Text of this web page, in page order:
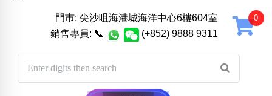
門巿: 尖沙咀海港城海洋中心6樓604室
銷售專員: 📞 (+852) 9888 9311